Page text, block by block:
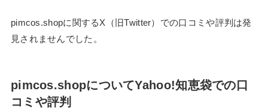
pimcos.shopに関するX（旧Twitter）での口コミや評判は発
見されませんでした。
pimcos.shopについてYahoo!知恵袋での口
コミや評判